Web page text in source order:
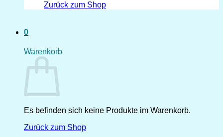
Zurück zum Shop
0
Warenkorb
Es befinden sich keine Produkte im Warenkorb.
Zurück zum Shop